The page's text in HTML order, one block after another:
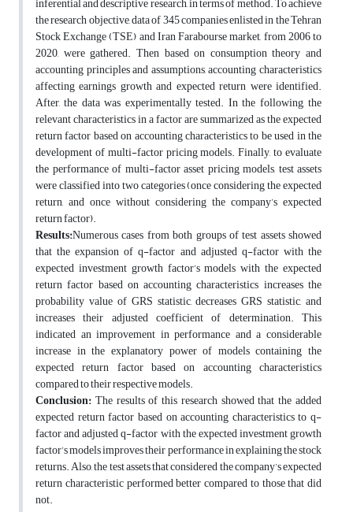
the research objective, data of 345 companies enlisted in the Tehran
Stock Exchange (TSE) and Iran Farabourse market, from 2006 to
2020, were gathered. Then based on consumption theory and
accounting principles and assumptions, accounting characteristics
affecting earnings growth and expected return were identified.
After, the data was experimentally tested. In the following, the
relevant characteristics in a factor are summarized as the expected
return factor based on accounting characteristics to be used in the
development of multi-factor pricing models. Finally, to evaluate
the performance of multi-factor asset pricing models, test assets
were classified into two categories (once considering the expected
return, and once without considering the company’s expected
return factor).
Results:Numerous cases from both groups of test assets showed
that the expansion of q-factor and adjusted q-factor with the
expected investment growth factor’s models with the expected
return factor based on accounting characteristics increases the
probability value of GRS statistic, decreases GRS statistic, and
increases their adjusted coefficient of determination. This
indicated an improvement in performance and a considerable
increase in the explanatory power of models containing the
expected return factor based on accounting characteristics
compared to their respective models.
Conclusion:The results of this research showed that the added
expected return factor based on accounting characteristics to q-
factor and adjusted q-factor with the expected investment growth
factor’s models improves their performance in explaining the stock
returns. Also, the test assets that considered the company’s expected
returncharacteristic performed better compared to those that did
not.